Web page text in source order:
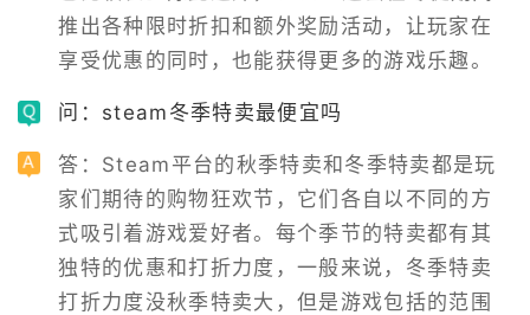
推出各种限时折扣和额外奖励活动，让玩家在
享受优惠的同时，也能获得更多的游戏乐趣。
问：steam冬季特卖最便宜吗
答：Steam平台的秋季特卖和冬季特卖都是玩
家们期待的购物狂欢节，它们各自以不同的方
式吸引着游戏爱好者。每个季节的特卖都有其
独特的优惠和打折力度，一般来说，冬季特卖
打折力度没秋季特卖大，但是游戏包括的范围